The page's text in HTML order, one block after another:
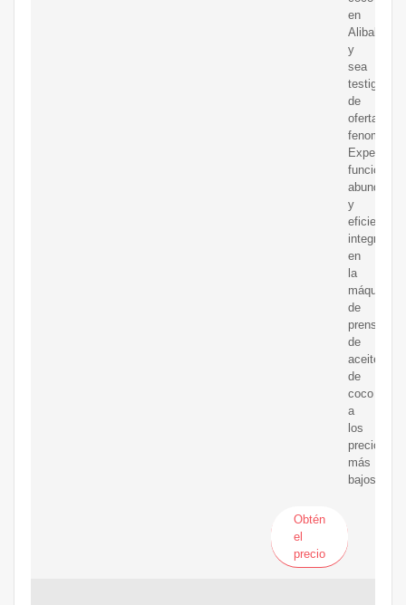
en
y
sea
testigo
de
ofertas
funciones
y
eficientes
integradas
en
la
máquina
de
prensa
de
aceite
de
coco
a
los
precios
más
bajos.
Obtén
el
precio